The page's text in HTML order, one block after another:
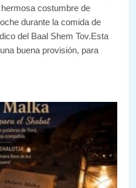
costumbre de
durante la comida de
del Baal Shem Tov.Esta
buena provisión, para